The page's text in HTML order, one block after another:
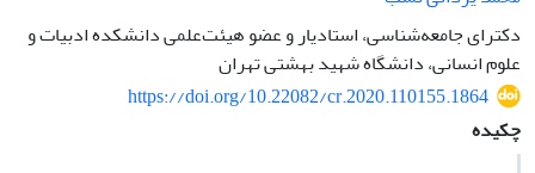
دکترای جامعه‌شناسی، استادیار و عضو هیئت‌علمی دانشکده ادبیات و
علوم انسانی، دانشگاه شهید بهشتی تهران
https://doi.org/10.22082/cr.2020.110155.1864
چکیده